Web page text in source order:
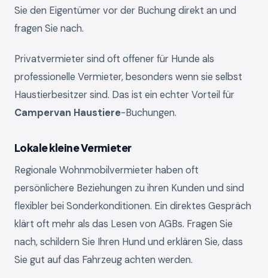
Sie den Eigentümer vor der Buchung direkt an und
fragen Sie nach.
Privatvermieter sind oft offener für Hunde als
professionelle Vermieter, besonders wenn sie selbst
Haustierbesitzer sind. Das ist ein echter Vorteil für
Campervan Haustiere-Buchungen.
Lokale kleine Vermieter
Regionale Wohnmobilvermieter haben oft
persönlichere Beziehungen zu ihren Kunden und sind
flexibler bei Sonderkonditionen. Ein direktes Gespräch
klärt oft mehr als das Lesen von AGBs. Fragen Sie
nach, schildern Sie Ihren Hund und erklären Sie, dass
Sie gut auf das Fahrzeug achten werden.